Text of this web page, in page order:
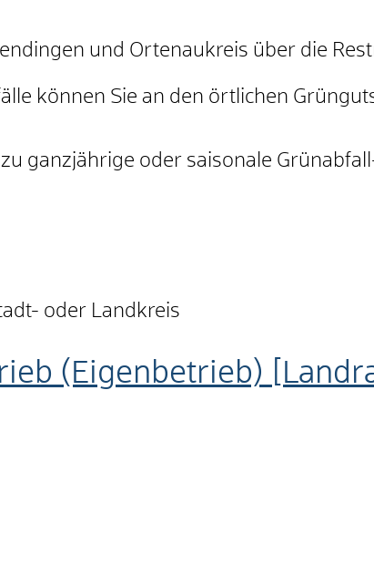
und Ortenaukreis über die
können Sie an den örtlichen
ganzjährige oder saisonale
oder Landkreis
(Eigenbetrieb)